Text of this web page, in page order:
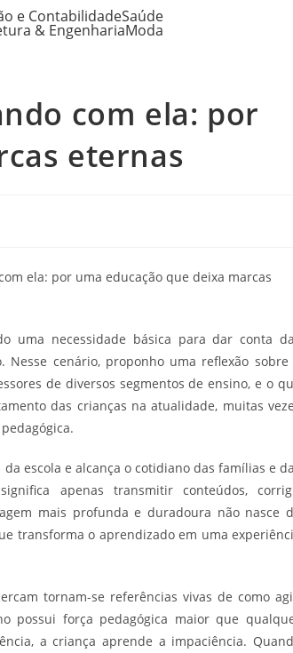
e ContabilidadeSaúde
& EngenhariaModa
com ela: por
eternas
uma necessidade básica para dar conta
Nesse cenário, proponho uma reflexão sobre
de diversos segmentos de ensino, e o
das crianças na atualidade, muitas
escola e alcança o cotidiano das famílias e
apenas transmitir conteúdos,
mais profunda e duradoura não nasce
transforma o aprendizado em uma
tornam-se referências vivas de como
possui força pedagógica maior que
a criança aprende a impaciência.